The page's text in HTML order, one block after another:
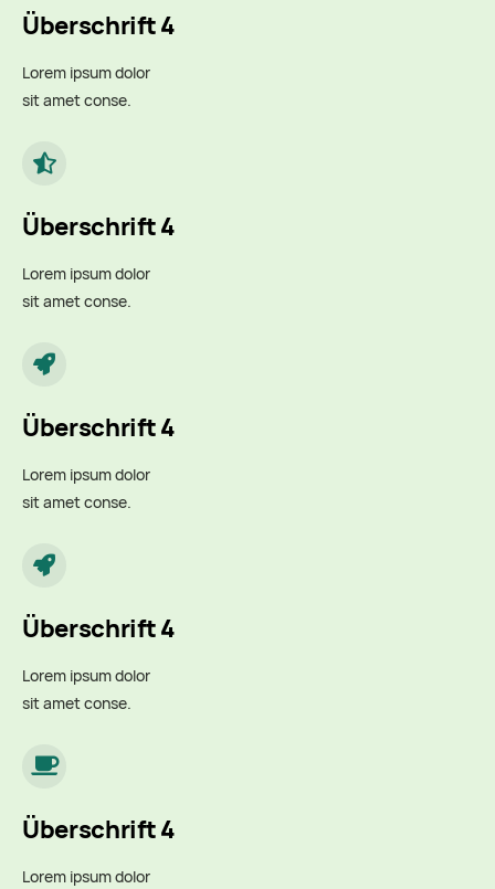
Überschrift 4
Lorem ipsum dolor
sit amet conse.
Überschrift 4
Lorem ipsum dolor
sit amet conse.
Überschrift 4
Lorem ipsum dolor
sit amet conse.
Überschrift 4
Lorem ipsum dolor
sit amet conse.
Überschrift 4
Lorem ipsum dolor